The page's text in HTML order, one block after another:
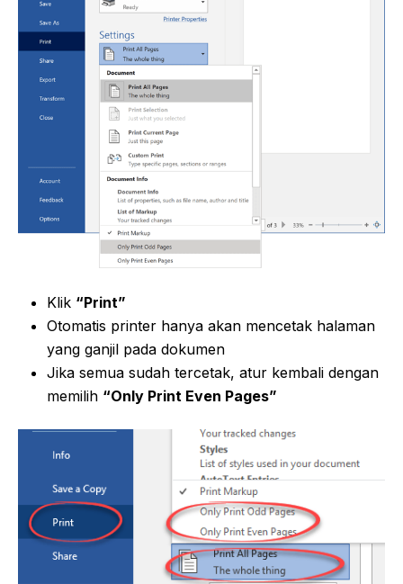
Klik “Print”
Otomatis printer hanya akan mencetak halaman
yang ganjil pada dokumen
Jika semua sudah tercetak, atur kembali dengan
memilih “Only Print Even Pages”